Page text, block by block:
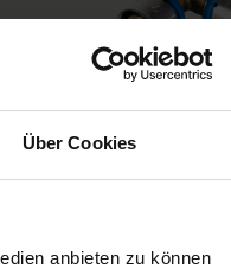
Über Cookies
anbieten zu können